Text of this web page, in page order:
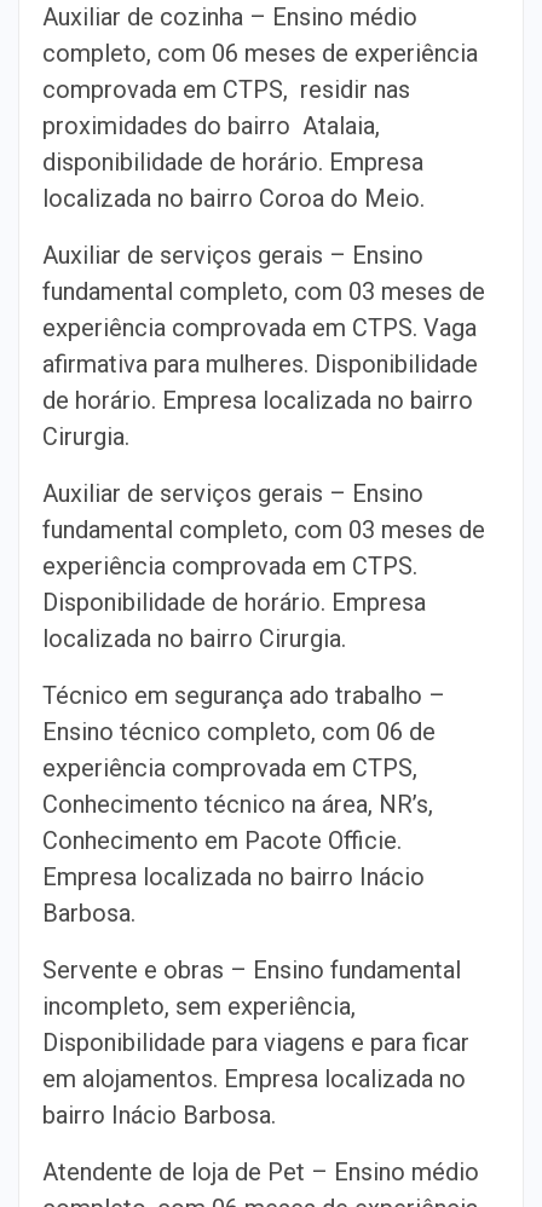
Auxiliar de cozinha – Ensino médio
completo, com 06 meses de experiência
comprovada em CTPS, residir nas
proximidades do bairro Atalaia,
disponibilidade de horário. Empresa
localizada no bairro Coroa do Meio.
Auxiliar de serviços gerais – Ensino
fundamental completo, com 03 meses de
experiência comprovada em CTPS. Vaga
afirmativa para mulheres. Disponibilidade
de horário. Empresa localizada no bairro
Cirurgia.
Auxiliar de serviços gerais – Ensino
fundamental completo, com 03 meses de
experiência comprovada em CTPS.
Disponibilidade de horário. Empresa
localizada no bairro Cirurgia.
Técnico em segurança ado trabalho –
Ensino técnico completo, com 06 de
experiência comprovada em CTPS,
Conhecimento técnico na área, NR’s,
Conhecimento em Pacote Officie.
Empresa localizada no bairro Inácio
Barbosa.
Servente e obras – Ensino fundamental
incompleto, sem experiência,
Disponibilidade para viagens e para ficar
em alojamentos. Empresa localizada no
bairro Inácio Barbosa.
Atendente de loja de Pet – Ensino médio